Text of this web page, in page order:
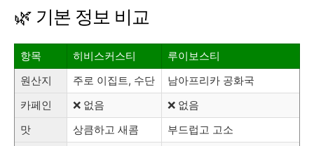
🌿 기본 정보 비교
항목 히비스커스티
루이보스티
원산지
주로 이집트, 수단
남아프리카 공화국
카페인
❌ 없음
❌ 없음
맛
상큼하고 새콤
부드럽고 고소